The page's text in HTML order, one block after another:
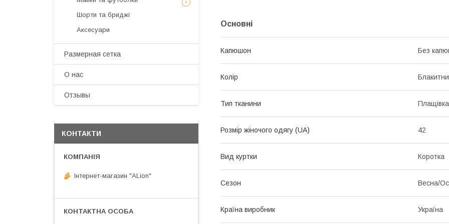
Основні
Капюшон Без
Колір
Тип тканини Плащівка
Розмір жіночого одягу (UA) 42
Вид куртки Коротка
Сезон Весна/
Країна виробник Україна
Шорти та бриджі
Аксесуари
Размерная сетка
О нас
Отзывы
КОНТАКТИ
Інтернет-магазин "ALіon"